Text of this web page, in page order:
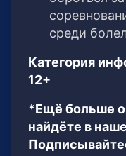
среди
Категория
12+
*Ещё больше
найдёте в